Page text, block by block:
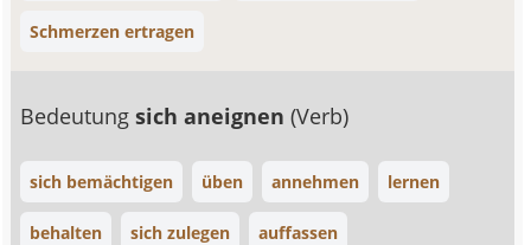
Schmerzen ertragen
Bedeutungsich aneignen(Verb)
sich bemächtigen üben annehmen lernen
behalten sich zulegen auffassen